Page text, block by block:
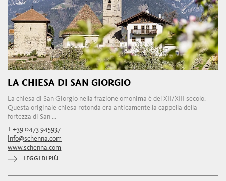
LA CHIESA DI SAN GIORGIO
La chiesa di San Giorgio nella frazione omonima è del XII/XIII secolo.
Questa originale chiesa rotonda era anticamente la cappella della
fortezza di San ...
T+39 0473 945937
info@schenna.com
www.schenna.com
LEGGI DI PIÙ